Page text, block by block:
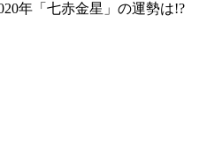
年「七赤金星」の運勢は!?